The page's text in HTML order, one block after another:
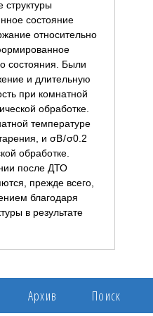
состояние
относительно
состояния. Были
и длительную
при комнатной
обработке.
температуре
и σВ / σ0.2
обработке.
после ДТО
прежде всего,
благодаря
в результате
Архив Поиск